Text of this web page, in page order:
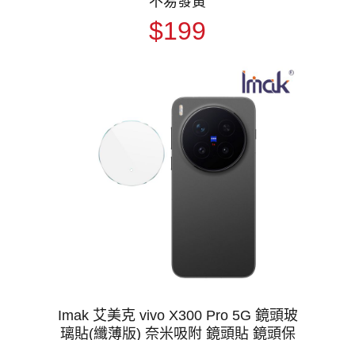
$199
Imak 艾美克 vivo X300 Pro 5G 鏡頭玻
璃貼(纖薄版) 奈米吸附 鏡頭貼 鏡頭保